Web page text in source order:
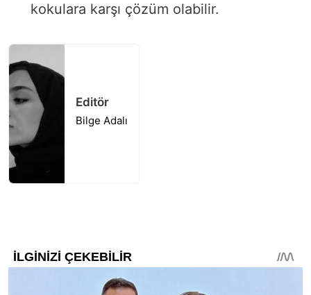
kokulara karşı çözüm olabilir.
Editör
Bilge Adalı